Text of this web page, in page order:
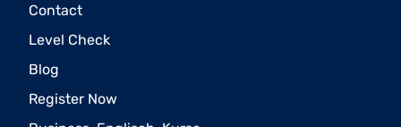
Contact
Level Check
Blog
Register Now